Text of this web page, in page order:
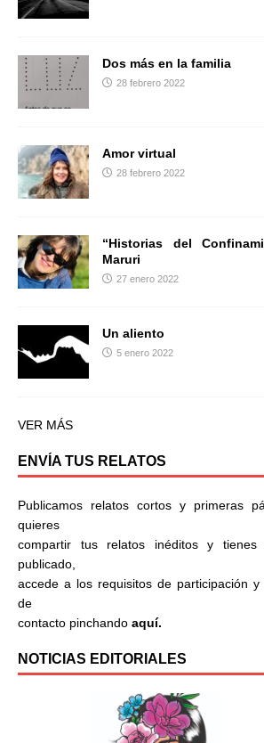
Dos más en la familia
28 febrero 2022
Amor virtual
28 febrero 2022
“Historias del
Maruri
27 enero 2022
Un aliento
5 enero 2022
VER MÁS
ENVÍA TUS RELATOS
Publicamos relatos cortos y primeras
quieres
compartir tus relatos inéditos y
publicado,
accede a los requisitos de participación
de
contacto pinchando aquí.
NOTICIAS EDITORIALES